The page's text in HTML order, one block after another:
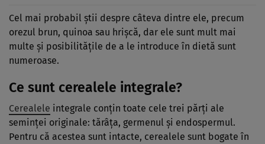
Cel mai probabil știi despre câteva dintre ele, precum
orezul brun, quinoa sau hrișcă, dar ele sunt mult mai
multe și posibilitățile de a le introduce în dietă sunt
numeroase.
Ce sunt cerealele integrale?
Cerealele integrale conțin toate cele trei părți ale
seminței originale: tărâța, germenul și endospermul.
Pentru că acestea sunt intacte, cerealele sunt bogate în